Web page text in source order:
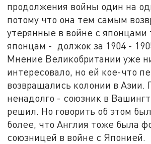
продолжения войны один на
потому что она тем самым
утерянные в войне с японцами
японцам - должок за 1904 -
Мнение Великобритании уже
интересовало, но ей кое-что
возвращались колонии в Азии.
ненадолго - союзник в
решил. Но говорить об этом
более, что Англия тоже была
союзницей в войне с Японией.